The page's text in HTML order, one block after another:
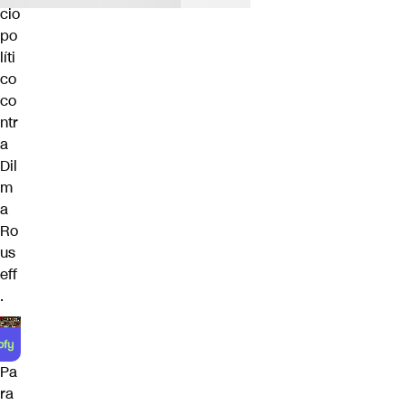
cio
po
líti
co
co
ntr
a
Dil
m
a
Ro
us
eff
.
Pa
ra